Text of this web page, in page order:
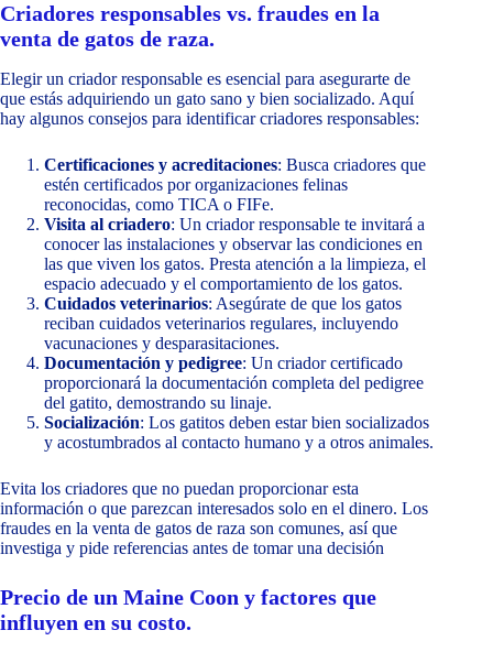
Criadores responsables vs. fraudes en la
venta de gatos de raza.
Elegir un criador responsable es esencial para asegurarte de
que estás adquiriendo un gato sano y bien socializado. Aquí
hay algunos consejos para identificar criadores responsables:
Certificaciones y acreditaciones: Busca criadores que
estén certificados por organizaciones felinas
reconocidas, como TICA o FIFe.
Visita al criadero: Un criador responsable te invitará a
conocer las instalaciones y observar las condiciones en
las que viven los gatos. Presta atención a la limpieza, el
espacio adecuado y el comportamiento de los gatos.
Cuidados veterinarios: Asegúrate de que los gatos
reciban cuidados veterinarios regulares, incluyendo
vacunaciones y desparasitaciones.
Documentación y pedigree: Un criador certificado
proporcionará la documentación completa del pedigree
del gatito, demostrando su linaje.
Socialización: Los gatitos deben estar bien socializados
y acostumbrados al contacto humano y a otros animales.
Evita los criadores que no puedan proporcionar esta
información o que parezcan interesados solo en el dinero. Los
fraudes en la venta de gatos de raza son comunes, así que
investiga y pide referencias antes de tomar una decisión
Precio de un Maine Coon y factores que
influyen en su costo.